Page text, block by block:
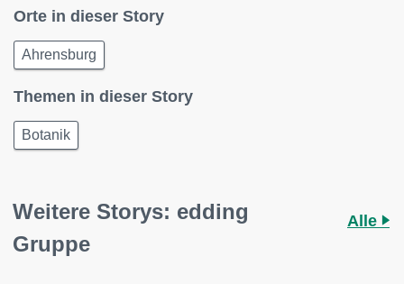
Orte in dieser Story
Ahrensburg
Themen in dieser Story
Botanik
Weitere Storys: edding
Gruppe
Alle